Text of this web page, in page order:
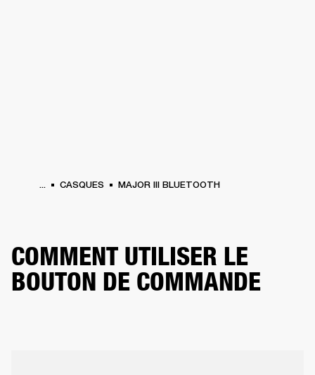
... CASQUES MAJOR III BLUETOOTH
COMMENT UTILISER LE
BOUTON DE COMMANDE